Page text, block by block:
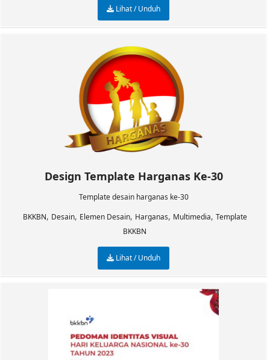
Lihat / Unduh
Design Template Harganas Ke-30
Template desain harganas ke-30
BKKBN, Desain, Elemen Desain, Harganas, Multimedia, Template
BKKBN
Lihat / Unduh